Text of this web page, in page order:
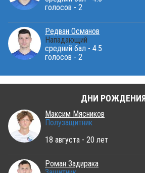
голосов - 2
Редван Османов
Нападающий
средний бал - 4.5
голосов - 2
ДНИ РОЖДЕНИЯ
Максим Мясников
Полузащитник
18 августа - 20 лет
Роман Задирака